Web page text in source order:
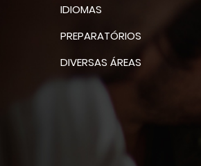
IDIOMAS
PREPARATÓRIOS
DIVERSAS ÁREAS